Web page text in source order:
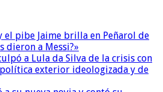
el pibe Jaime brilla en Peñarol de
dieron a Messi?»
a Lula da Silva de la crisis con
exterior ideologizada y de